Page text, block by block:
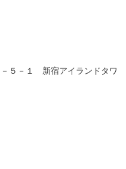
５－１ 新宿アイランドタワ